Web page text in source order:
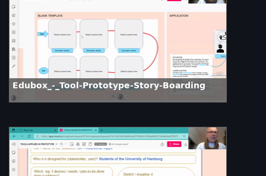
Edubox_-_Tool-Prototype-Story-Boarding